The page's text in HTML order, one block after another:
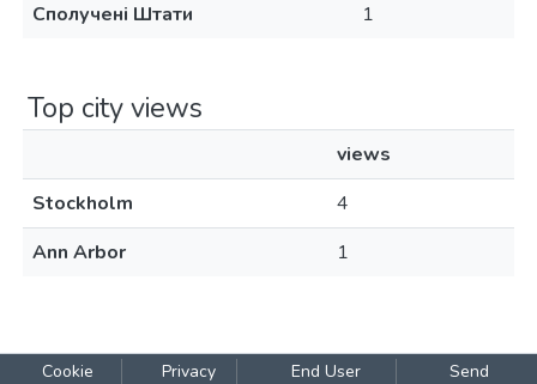
Сполучені Штати
1
Top city views
views
Stockholm
4
Ann Arbor
1
Cookie
Privacy
End User
Send